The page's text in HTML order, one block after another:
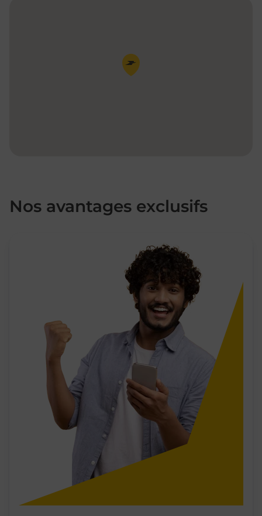
Pin de la carte
Nos avantages exclusifs